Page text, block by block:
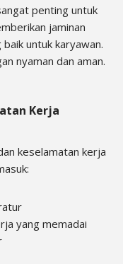
penting untuk
jaminan
untuk karyawan.
nyaman dan aman.
Kerja
keselamatan kerja
yang memadai